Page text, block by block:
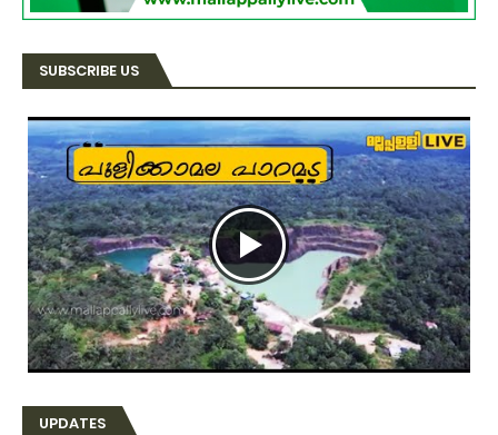
SUBSCRIBE US
UPDATES